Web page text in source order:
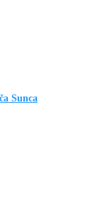
Sunca